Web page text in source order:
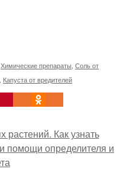
Химические препараты Соль от
Капуста от вредителей